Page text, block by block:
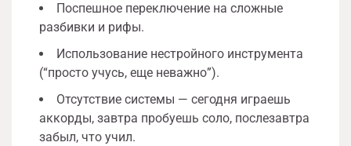
Поспешное переключение на сложные
разбивки и рифы.
Использование нестройного инструмента
(“просто учусь, еще неважно”).
Отсутствие системы — сегодня играешь
аккорды, завтра пробуешь соло, послезавтра
забыл, что учил.